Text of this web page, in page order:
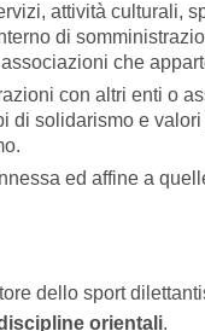
attività culturali,
di
che
con altri enti o
di solidarismo e
ed affine a
dello sport
orientali.